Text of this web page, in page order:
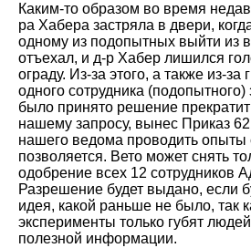
Каким-то образом во время
ра Хабера застряла в двери,
одному из подопытных выйти из
отъехал, и д-р Хабер лишился
ограду. Из-за этого, а также из-
одного сотрудника (подопытного)
было принято решение
нашему запросу, вынес Приказ
нашего ведома проводить опыты
позволяется. Вето может снять
одобрение всех 12 сотрудников
Разрешение будет выдано, если
идея, какой раньше не было, так
эксперименты только губят
полезной информации.